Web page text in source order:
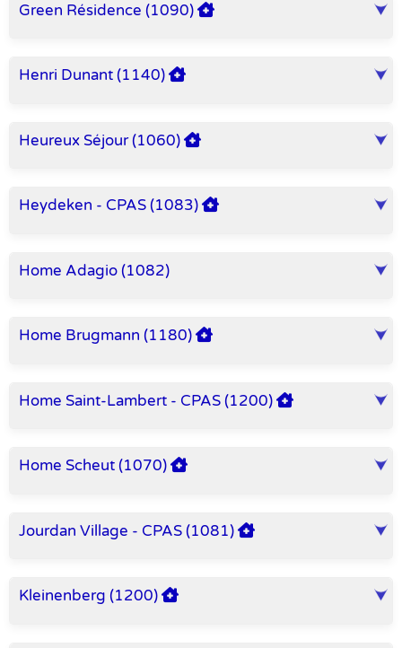
Green Résidence (1090)
Henri Dunant (1140)
Heureux Séjour (1060)
Heydeken - CPAS (1083)
Home Adagio (1082)
Home Brugmann (1180)
Home Saint-Lambert - CPAS (1200)
Home Scheut (1070)
Jourdan Village - CPAS (1081)
Kleinenberg (1200)